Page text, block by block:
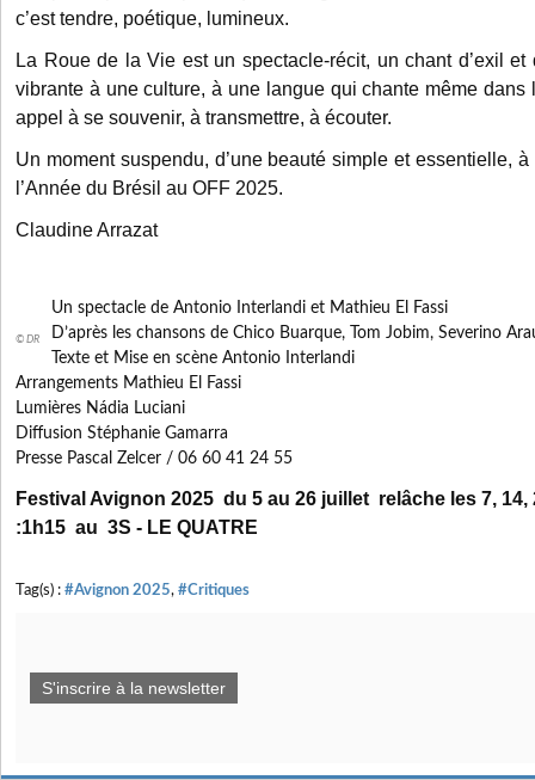
c’est tendre, poétique, lumineux.
La Roue de la Vie est un spectacle-récit, un chant d’exil et
vibrante à une culture, à une langue qui chante même dans
appel à se souvenir, à transmettre, à écouter.
Un moment suspendu, d’une beauté simple et essentielle,
l’Année du Brésil au OFF 2025.
Claudine Arrazat
© DR
Un spectacle de Antonio Interlandi et Mathieu El Fassi
D’après les chansons de Chico Buarque, Tom Jobim, Severino
Texte et Mise en scène Antonio Interlandi
Arrangements Mathieu El Fassi
Lumières Nádia Luciani
Diffusion Stéphanie Gamarra
Presse Pascal Zelcer / 06 60 41 24 55
Festival Avignon 2025 du 5 au 26 juillet relâche les 7,
:1h15 au 3S - LE QUATRE
Tag(s) : #Avignon 2025, #Critiques
S'inscrire à la newsletter